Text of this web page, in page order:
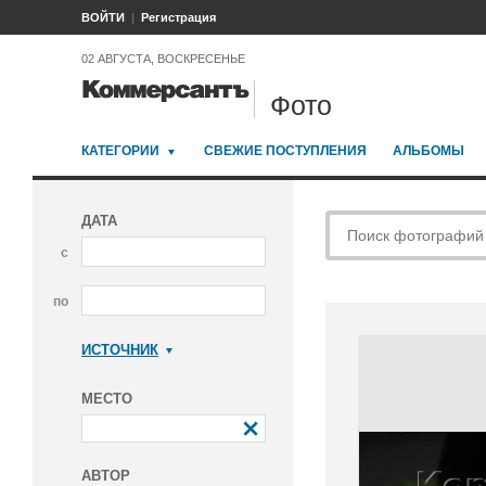
ВОЙТИ Регистрация
02 АВГУСТА, ВОСКРЕСЕНЬЕ
Фото
КАТЕГОРИИ СВЕЖИЕ ПОСТУПЛЕНИЯ АЛЬБОМЫ
ДАТА
с
по
ИСТОЧНИК
МЕСТО
АВТОР